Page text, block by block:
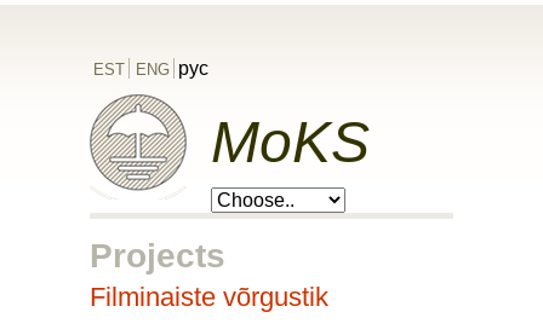
EST ENG рус
MoKS
Projects
Filminaiste võrgustik